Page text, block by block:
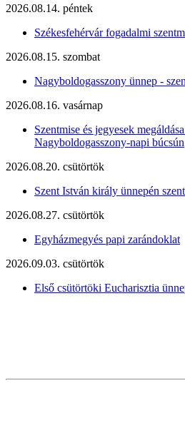
2026.08.14. péntek
Székesfehérvár fogadalmi
2026.08.15. szombat
Nagyboldogasszony ünnep -
2026.08.16. vasárnap
Szentmise és jegyesek
Nagyboldogasszony-napi búcsún
2026.08.20. csütörtök
Szent István király ünnepén
2026.08.27. csütörtök
Egyházmegyés papi zarándoklat
2026.09.03. csütörtök
Első csütörtöki Eucharisztia